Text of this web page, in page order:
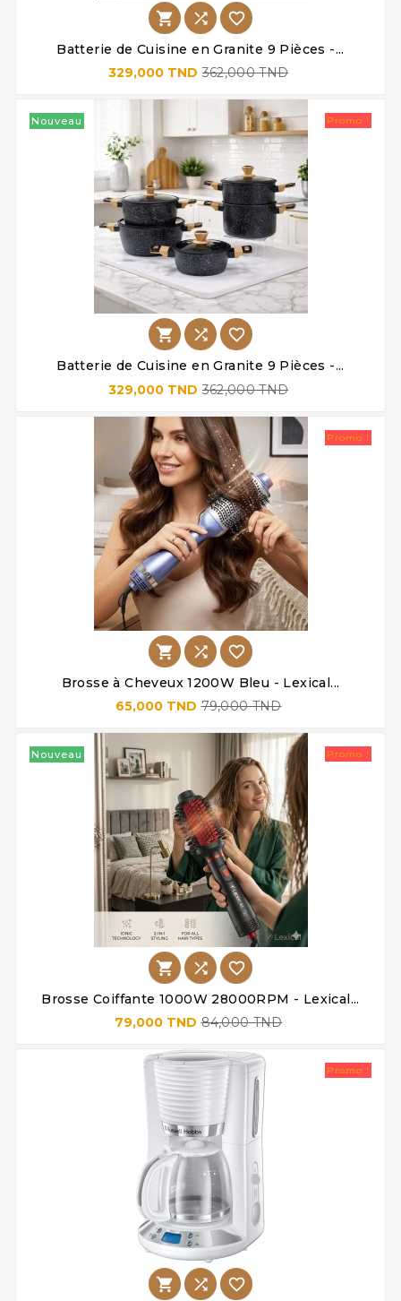
  
Batterie de Cuisine en Granite 9 Pièces -...
329,000 TND 362,000 TND
Nouveau Promo !
  
Batterie de Cuisine en Granite 9 Pièces -...
329,000 TND 362,000 TND
Promo !
  
Brosse à Cheveux 1200W Bleu - Lexical...
65,000 TND 79,000 TND
Nouveau Promo !
  
Brosse Coiffante 1000W 28000RPM - Lexical...
79,000 TND 84,000 TND
Promo !
  